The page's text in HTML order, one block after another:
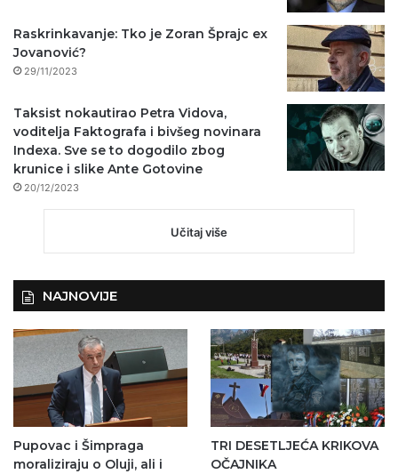
Raskrinkavanje: Tko je Zoran Šprajc ex
Jovanović?
29/11/2023
Taksist nokautirao Petra Vidova,
voditelja Faktografa i bivšeg novinara
Indexa. Sve se to dogodilo zbog
krunice i slike Ante Gotovine
20/12/2023
Učitaj više
NAJNOVIJE
Pupovac i Šimpraga
moraliziraju o Oluji, ali i
TRI DESETLJEĆA KRIKOVA
OČAJNIKA